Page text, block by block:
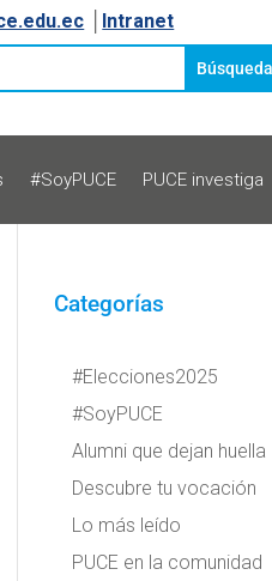
Intranet
#SoyPUCE PUCE investiga
Categorías
#Elecciones2025
#SoyPUCE
Alumni que dejan huella
Descubre tu vocación
Lo más leído
PUCE en la comunidad